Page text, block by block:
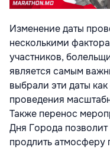
Изменение даты
несколькими
участников,
является самым
выбрали эти даты
проведения
Также перенос
Дня Города
продлить атмосферу